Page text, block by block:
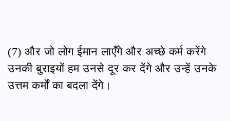
(7) और जो लोग ईमान लाएँगे और अच्छे कर्म करेंगे
उनकी बुराइयों हम उनसे दूर कर देंगे और उन्हें उनके
उत्तम कर्मों का बदला देंगे।